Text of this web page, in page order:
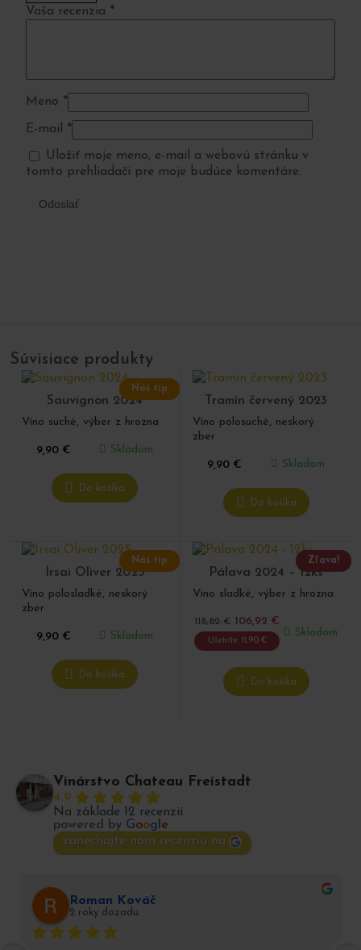
Vaša recenzia *
Meno *
E-mail *
Uložiť moje meno, e-mail a webovú stránku v
tomto prehliadači pre moje budúce komentáre.
Súvisiace produkty
Náš tip
Sauvignon 2024
Víno suché, výber z hrozna
9,90 € Skladom
Do košíka
Tramín červený 2023
Víno polosuché, neskorý
zber
9,90 € Skladom
Do košíka
Náš tip
Irsai Oliver 2025
Víno polosladké, neskorý
zber
9,90 € Skladom
Do košíka
Zľava!
Pálava 2024 – 12ks
Víno sladké, výber z hrozna
118,82€ 106,92 €
Ušetríte: 11,90 €
Skladom
Do košíka
Vinárstvo Chateau Freistadt
4.9
Na základe 12 recenzií
powered by Google
zanechajte nám recenziu na
Roman Kováč
2 roky dozadu